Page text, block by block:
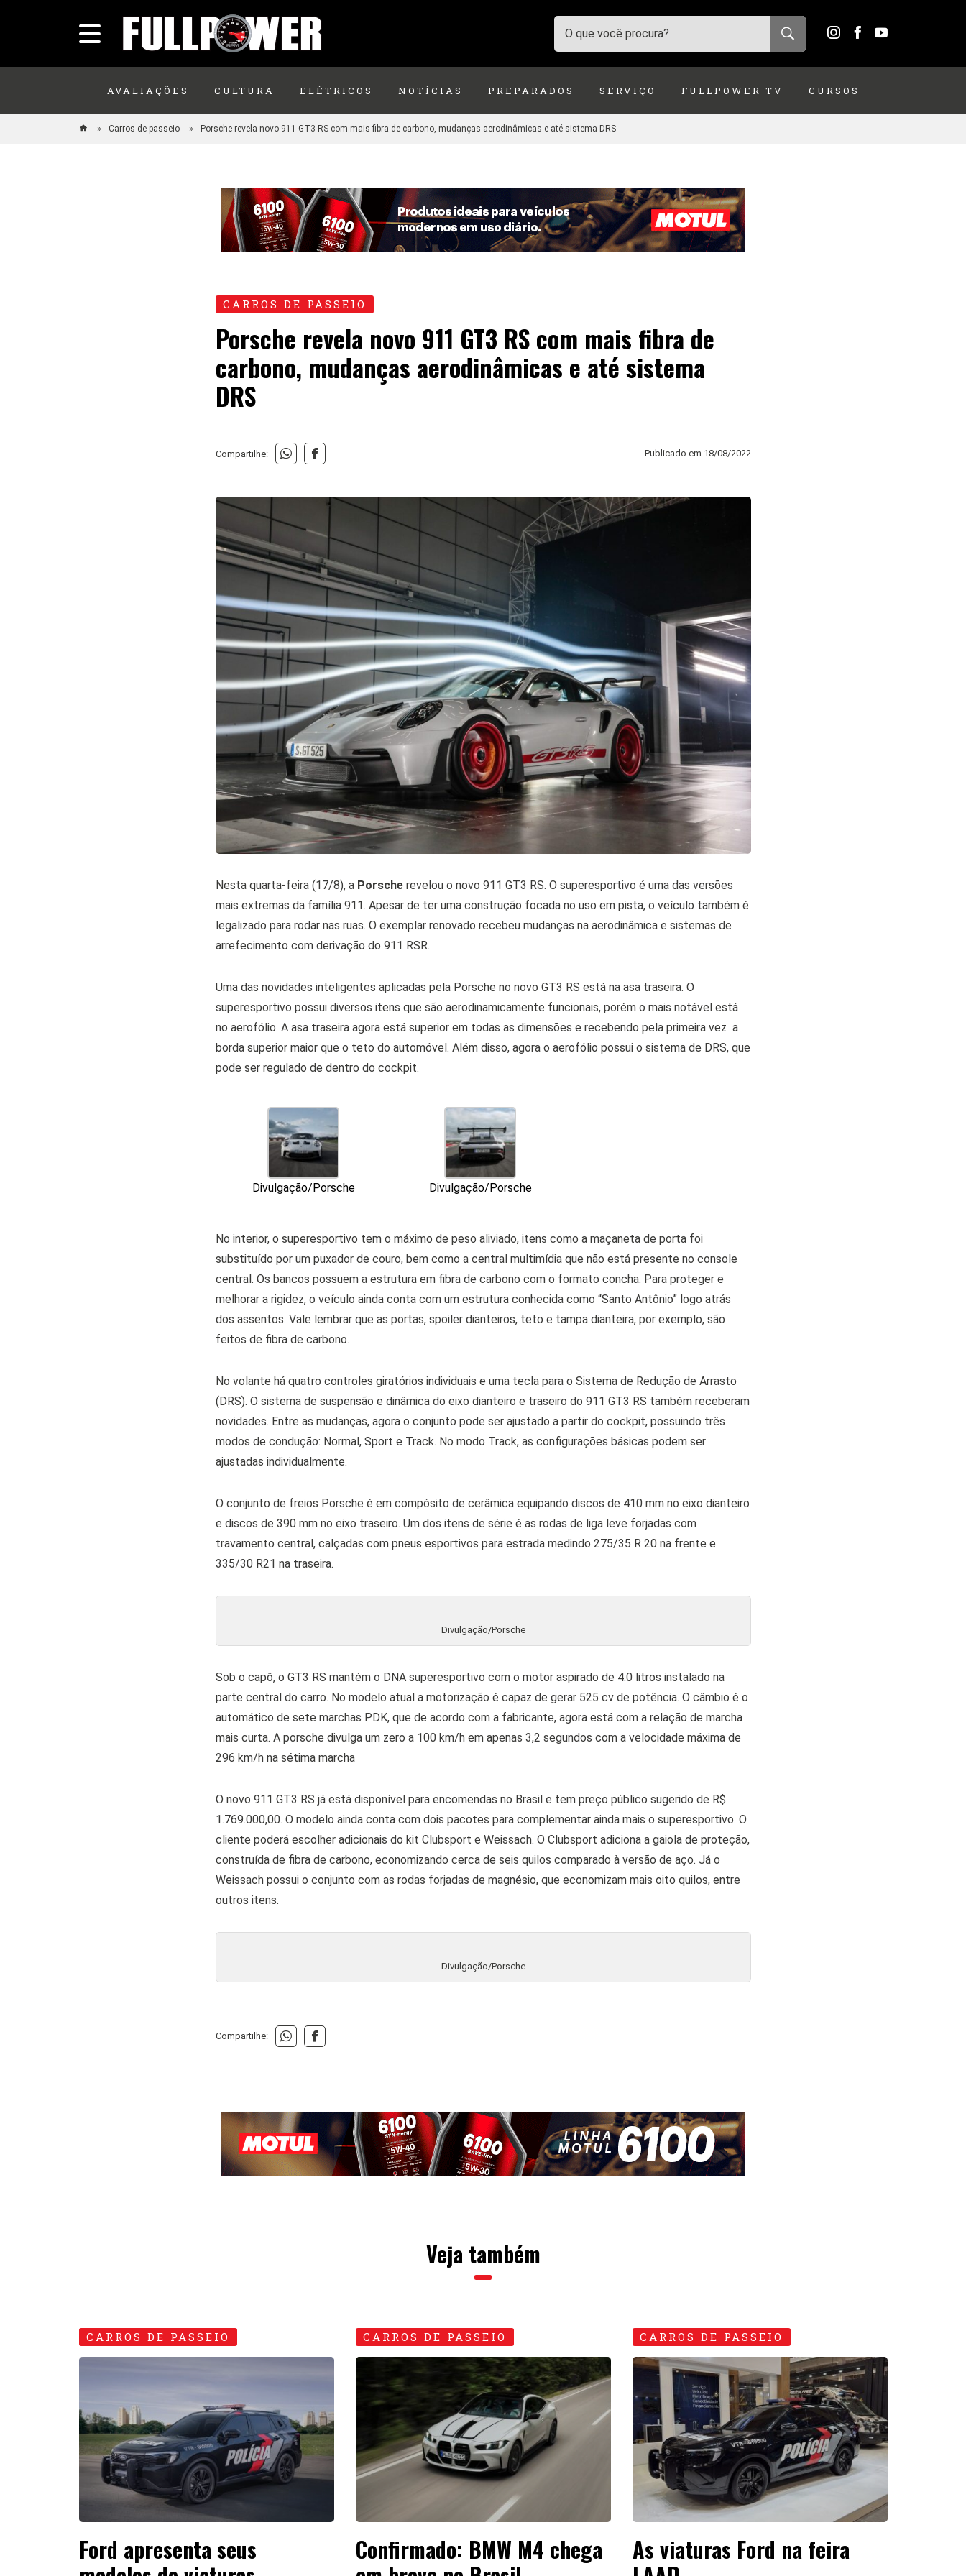
AVALIAÇÕES CULTURA ELÉTRICOS NOTÍCIAS PREPARADOS SERVIÇO FULLPOWER TV CURSOS
Carros de passeio Porsche revela novo 911 GT3 RS com mais fibra de carbono, mudanças aerodinâmicas e até sistema DRS
CARROS DE PASSEIO
Porsche revela novo 911 GT3 RS com mais fibra de
carbono, mudanças aerodinâmicas e até sistema
DRS
Compartilhe: Publicado em 18/08/2022
Nesta quarta-feira (17/8), a Porsche revelou o novo 911 GT3 RS. O superesportivo é uma das versões
mais extremas da família 911. Apesar de ter uma construção focada no uso em pista, o veículo também é
legalizado para rodar nas ruas. O exemplar renovado recebeu mudanças na aerodinâmica e sistemas de
arrefecimento com derivação do 911 RSR.
Uma das novidades inteligentes aplicadas pela Porsche no novo GT3 RS está na asa traseira. O
superesportivo possui diversos itens que são aerodinamicamente funcionais, porém o mais notável está
no aerofólio. A asa traseira agora está superior em todas as dimensões e recebendo pela primeira vez a
borda superior maior que o teto do automóvel. Além disso, agora o aerofólio possui o sistema de DRS, que
pode ser regulado de dentro do cockpit.
Divulgação/Porsche Divulgação/Porsche
No interior, o superesportivo tem o máximo de peso aliviado, itens como a maçaneta de porta foi
substituído por um puxador de couro, bem como a central multimídia que não está presente no console
central. Os bancos possuem a estrutura em fibra de carbono com o formato concha. Para proteger e
melhorar a rigidez, o veículo ainda conta com um estrutura conhecida como “Santo Antônio” logo atrás
dos assentos. Vale lembrar que as portas, spoiler dianteiros, teto e tampa dianteira, por exemplo, são
feitos de fibra de carbono.
No volante há quatro controles giratórios individuais e uma tecla para o Sistema de Redução de Arrasto
(DRS). O sistema de suspensão e dinâmica do eixo dianteiro e traseiro do 911 GT3 RS também receberam
novidades. Entre as mudanças, agora o conjunto pode ser ajustado a partir do cockpit, possuindo três
modos de condução: Normal, Sport e Track. No modo Track, as configurações básicas podem ser
ajustadas individualmente.
O conjunto de freios Porsche é em compósito de cerâmica equipando discos de 410 mm no eixo dianteiro
e discos de 390 mm no eixo traseiro. Um dos itens de série é as rodas de liga leve forjadas com
travamento central, calçadas com pneus esportivos para estrada medindo 275/35 R 20 na frente e
335/30 R21 na traseira.
Divulgação/Porsche
Sob o capô, o GT3 RS mantém o DNA superesportivo com o motor aspirado de 4.0 litros instalado na
parte central do carro. No modelo atual a motorização é capaz de gerar 525 cv de potência. O câmbio é o
automático de sete marchas PDK, que de acordo com a fabricante, agora está com a relação de marcha
mais curta. A porsche divulga um zero a 100 km/h em apenas 3,2 segundos com a velocidade máxima de
296 km/h na sétima marcha
O novo 911 GT3 RS já está disponível para encomendas no Brasil e tem preço público sugerido de R$
1.769.000,00. O modelo ainda conta com dois pacotes para complementar ainda mais o superesportivo. O
cliente poderá escolher adicionais do kit Clubsport e Weissach. O Clubsport adiciona a gaiola de proteção,
construída de fibra de carbono, economizando cerca de seis quilos comparado à versão de aço. Já o
Weissach possui o conjunto com as rodas forjadas de magnésio, que economizam mais oito quilos, entre
outros itens.
Divulgação/Porsche
Compartilhe:
Veja também
CARROS DE PASSEIO
Ford apresenta seus
CARROS DE PASSEIO
Confirmado: BMW M4 chega
CARROS DE PASSEIO
As viaturas Ford na feira